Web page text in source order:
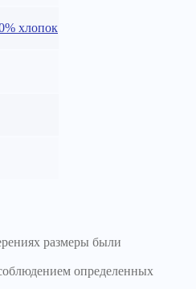
хлопок
размеры были
определенных